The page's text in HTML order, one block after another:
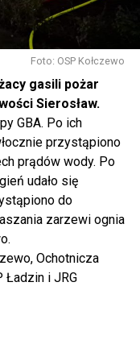
i Sprawiedliwości,
sferze
był wkład
tej sprawie
ogromnej
Beaty Szydło,
Morawieckiego.
za to jak
Cieszymy
cieszymy się,
które
Świnoujściu,
z zagranicy
Brudziński w
Foto: OSP Kołczewo
gasili pożar
Sierosław.
GBA. Po ich
przystąpiono
prądów wody. Po
udało się
do
zarzewi ognia
Ochotnicza
Ładzin i JRG